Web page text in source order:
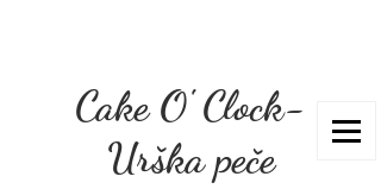
Cake O' Clock-
Urška peče